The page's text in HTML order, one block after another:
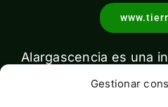
Gestionar
Alargascencia es una